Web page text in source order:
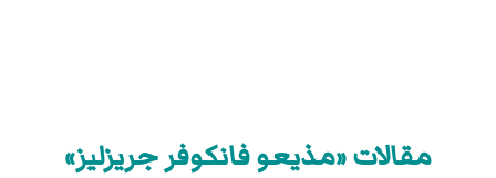
مقالات «مذيعو فانكوفر جريزليز»